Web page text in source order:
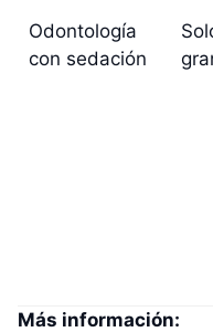
Odontología
con sedación
Más información: